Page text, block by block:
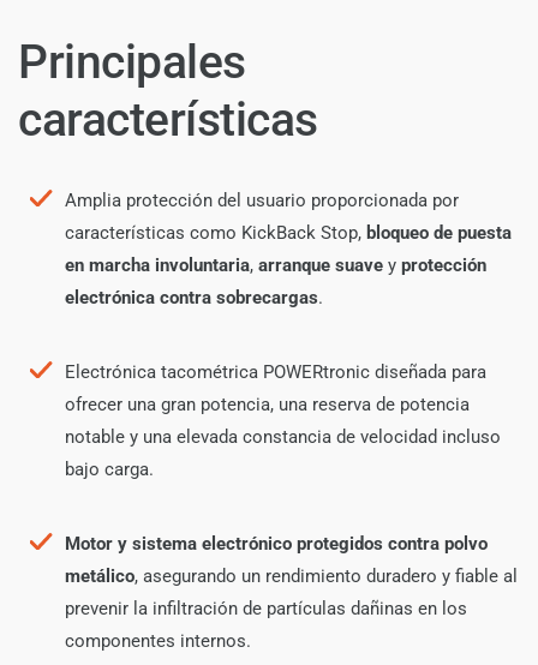
Principales
características
Amplia protección del usuario proporcionada por
características como KickBack Stop, bloqueo de puesta
en marcha involuntaria, arranque suave y protección
electrónica contra sobrecargas.
Electrónica tacométrica POWERtronic diseñada para
ofrecer una gran potencia, una reserva de potencia
notable y una elevada constancia de velocidad incluso
bajo carga.
Motor y sistema electrónico protegidos contra polvo
metálico, asegurando un rendimiento duradero y fiable al
prevenir la infiltración de partículas dañinas en los
componentes internos.